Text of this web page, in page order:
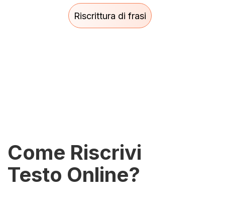
Riscrittura di frasi
Come Riscrivi
Testo Online?